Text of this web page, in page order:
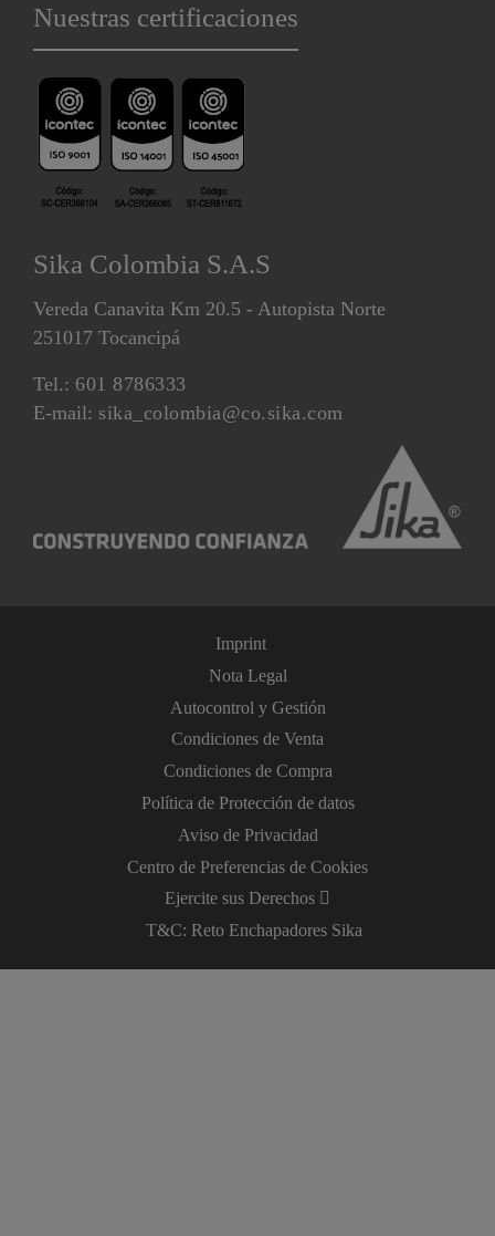
Nuestras certificaciones
Sika Colombia S.A.S
Vereda Canavita Km 20.5 - Autopista Norte
251017 Tocancipá
Tel.: 601 8786333
E-mail: sika_colombia@co.sika.com
Imprint
Nota Legal
Autocontrol y Gestión
Condiciones de Venta
Condiciones de Compra
Política de Protección de datos
Aviso de Privacidad
Centro de Preferencias de Cookies
Ejercite sus Derechos
T&C: Reto Enchapadores Sika